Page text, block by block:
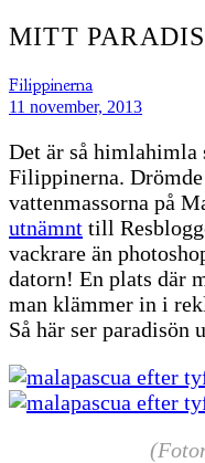
MITT
Filippinerna
11 november, 2013
Det är så himlahimla
Filippinerna.
vattenmassorna på
utnämnt till
vackrare än
datorn! En plats där
man klämmer in i
Så här ser paradisön